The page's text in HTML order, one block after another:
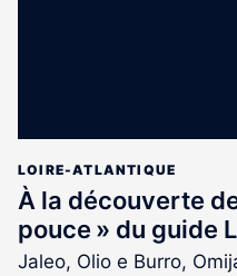
LOIRE-ATLANTIQUE
À la découverte
pouce » du guide
Jaleo, Olio e Burro,